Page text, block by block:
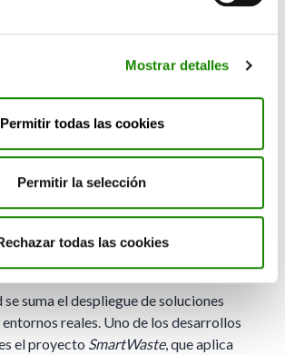
Mostrar detalles
Permitir todas las cookies
Permitir la selección
todas las cookies
junto a más de 75 startups, de los
millón de euros corresponden a contratos
Más de 5.000 asistentes han
workshops del centro, mientras que
estudiantes han pasado por sus
, fortaleciendo la
especializados en sostenibilidad,
circular.
suma el despliegue de soluciones
reales. Uno de los desarrollos
el proyecto SmartWaste, que aplica